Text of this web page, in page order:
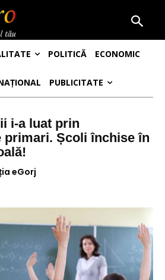
POLITICĂ ECONOMIC
PUBLICITATE
i-a luat prin
primari. Școli închise în
eGorj